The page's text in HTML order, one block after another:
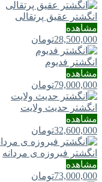
انگشتر عقیق پرتقالی
مشاهده
28,500,000تومان
انگشتر فدیوم
مشاهده
79,000,000تومان
انگشتر حدیث ولایت
مشاهده
32,600,000تومان
انگشتر فیروزه ی مردانه
مشاهده
73,000,000تومان